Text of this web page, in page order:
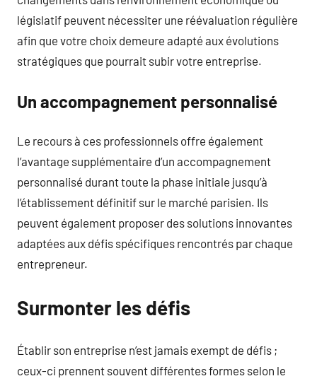
législatif peuvent nécessiter une réévaluation régulière
afin que votre choix demeure adapté aux évolutions
stratégiques que pourrait subir votre entreprise.
Un accompagnement personnalisé
Le recours à ces professionnels offre également
l’avantage supplémentaire d’un accompagnement
personnalisé durant toute la phase initiale jusqu’à
l’établissement définitif sur le marché parisien. Ils
peuvent également proposer des solutions innovantes
adaptées aux défis spécifiques rencontrés par chaque
entrepreneur.
Surmonter les défis
Établir son entreprise n’est jamais exempt de défis ;
ceux-ci prennent souvent différentes formes selon le